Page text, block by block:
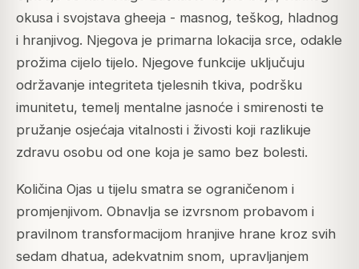
okusa i svojstava gheeja - masnog, teškog, hladnog
i hranjivog. Njegova je primarna lokacija srce, odakle
prožima cijelo tijelo. Njegove funkcije uključuju
održavanje integriteta tjelesnih tkiva, podršku
imunitetu, temelj mentalne jasnoće i smirenosti te
pružanje osjećaja vitalnosti i živosti koji razlikuje
zdravu osobu od one koja je samo bez bolesti.
Količina Ojas u tijelu smatra se ograničenom i
promjenjivom. Obnavlja se izvrsnom probavom i
pravilnom transformacijom hranjive hrane kroz svih
sedam dhatua, adekvatnim snom, upravljanjem